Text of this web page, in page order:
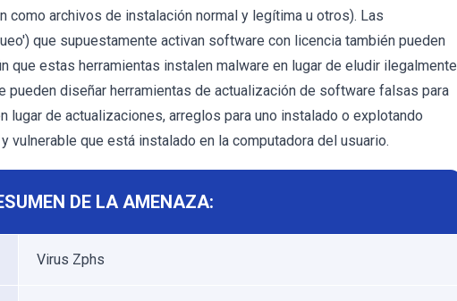
archivos de instalación normal y legítima u otros). Las
que supuestamente activan software con licencia también pueden
que estas herramientas instalen malware en lugar de eludir ilegalmente
pueden diseñar herramientas de actualización de software falsas para
de actualizaciones, arreglos para uno instalado o explotando
que está instalado en la computadora del usuario.
DE LA AMENAZA:
Virus Zphs